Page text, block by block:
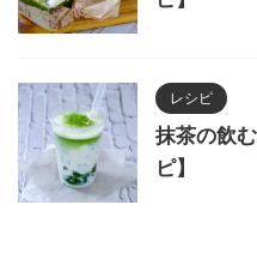
レシピ
抹茶の飲
ピ】